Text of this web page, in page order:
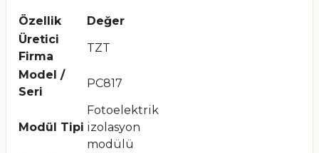
Özellik
Değer
Üretici
Firma
TZT
Model /
Seri
PC817
Modül Tipi
Fotoelektrik
izolasyon
modülü